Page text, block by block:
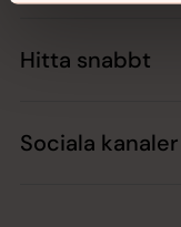
Hitta snabbt
Sociala kanaler